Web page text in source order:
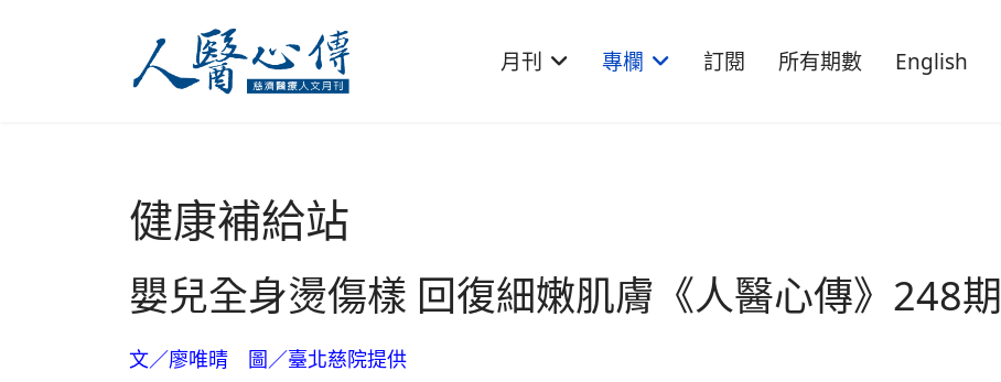
月刊 專欄 訂閱 所有期數 English
健康補給站
嬰兒全身燙傷樣 回復細嫩肌膚《人醫心傳》248期
文／廖唯晴 圖／臺北慈院提供